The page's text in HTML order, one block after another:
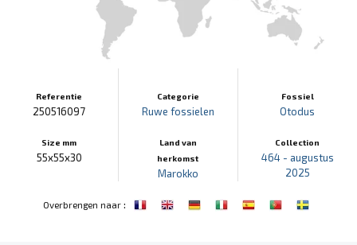
Referentie
250516097
Size mm
55x55x30
Categorie
Ruwe fossielen
Land van
herkomst
Marokko
Fossiel
Otodus
Collection
464 - augustus
2025
Overbrengen naar: